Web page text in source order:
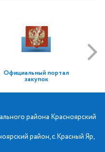
Официальный портал
закупок
района Красноярский
район, с.Красный Яр,